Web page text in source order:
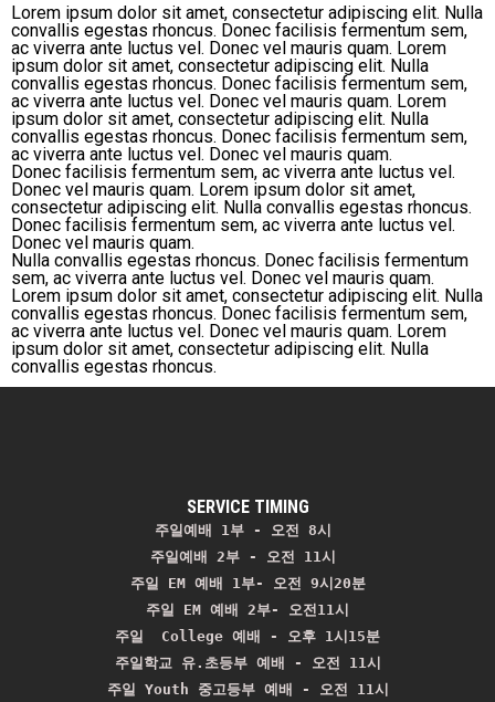
Lorem ipsum dolor sit amet, consectetur adipiscing elit. Nulla
convallis egestas rhoncus. Donec facilisis fermentum sem,
ac viverra ante luctus vel. Donec vel mauris quam. Lorem
ipsum dolor sit amet, consectetur adipiscing elit. Nulla
convallis egestas rhoncus. Donec facilisis fermentum sem,
ac viverra ante luctus vel. Donec vel mauris quam. Lorem
ipsum dolor sit amet, consectetur adipiscing elit. Nulla
convallis egestas rhoncus. Donec facilisis fermentum sem,
ac viverra ante luctus vel. Donec vel mauris quam.
Donec facilisis fermentum sem, ac viverra ante luctus vel.
Donec vel mauris quam. Lorem ipsum dolor sit amet,
consectetur adipiscing elit. Nulla convallis egestas rhoncus.
Donec facilisis fermentum sem, ac viverra ante luctus vel.
Donec vel mauris quam.
Nulla convallis egestas rhoncus. Donec facilisis fermentum
sem, ac viverra ante luctus vel. Donec vel mauris quam.
Lorem ipsum dolor sit amet, consectetur adipiscing elit. Nulla
convallis egestas rhoncus. Donec facilisis fermentum sem,
ac viverra ante luctus vel. Donec vel mauris quam. Lorem
ipsum dolor sit amet, consectetur adipiscing elit. Nulla
convallis egestas rhoncus.
SERVICE TIMING
주일예배 1부 - 오전 8시
주일예배 2부 - 오전 11시
주일 EM 예배 1부- 오전 9시20분
주일 EM 예배 2부- 오전11시
주일  College 예배 - 오후 1시15분
주일학교 유.초등부 예배 - 오전 11시
주일 Youth 중고등부 예배 - 오전 11시